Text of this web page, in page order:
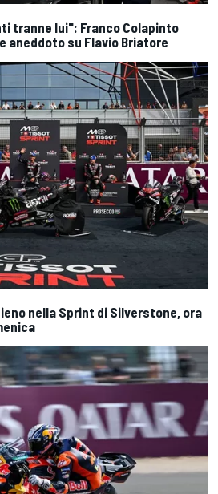
tranne lui": Franco Colapinto
aneddoto su Flavio Briatore
nella Sprint di Silverstone, ora